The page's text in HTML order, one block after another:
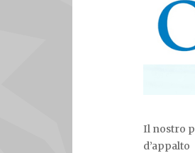
Il nostro
d’appalto